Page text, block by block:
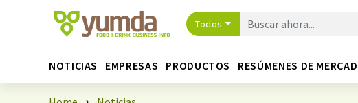
Todos
NOTICIAS EMPRESAS PRODUCTOS RESÚMENES DE